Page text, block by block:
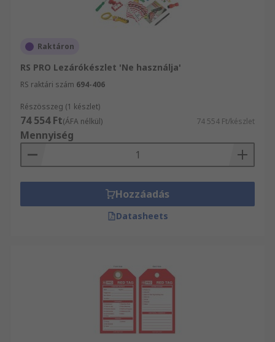
Raktáron
RS PRO Lezárókészlet 'Ne használja'
RS raktári szám 694-406
Részösszeg (1 készlet)
74 554 Ft(ÁFA nélkül) 74 554 Ft/készlet
Mennyiség
Hozzáadás
Datasheets